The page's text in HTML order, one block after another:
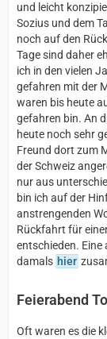
und leicht
Sozius und dem
noch auf den
Tage sind daher
ich in den vielen
gefahren mit der
waren bis heute
gefahren bin. An
heute noch sehr
Freund dort zum
der Schweiz
nur aus
bin ich auf der
anstrengenden
Rückfahrt für
entschieden.
damals hier
Feierabend
Oft waren es die